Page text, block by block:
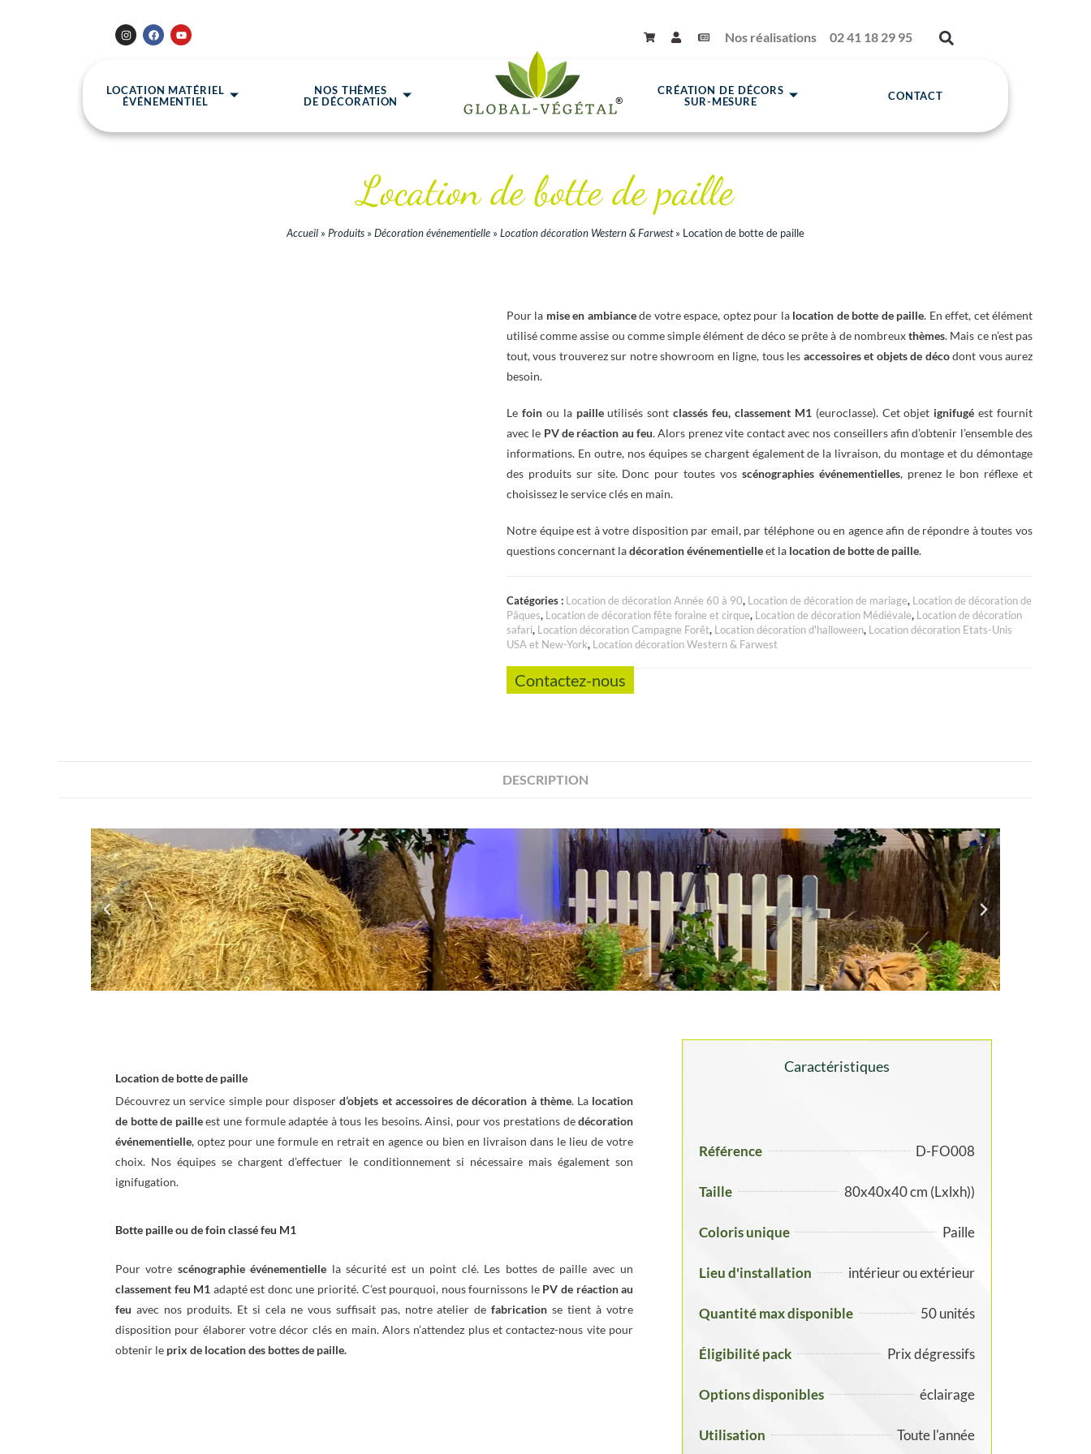
Nos réalisations 02 41 18 29 95
LOCATION MATÉRIEL
ÉVÉNEMENTIEL
NOS THÈMES
DE DÉCORATION
CRÉATION DE DÉCORS
SUR-MESURE
CONTACT
Location de botte de paille
Accueil » Produits » Décoration événementielle » Location décoration Western & Farwest» Location de botte de paille
Pour la mise en ambiancede votre espace, optez pour la location de botte de paille. En effet, cet élément
utilisé comme assise ou comme simple élément de déco se prête à de nombreuxthèmes. Mais ce n’est pas
tout, vous trouverez sur notre showroom en ligne, tous les accessoires et objets de décodont vous aurez
besoin.
Le foinou la pailleutilisés sontclassés feu, classement M1(euroclasse). Cet objet ignifugé est fournit
avec le PV de réaction au feu. Alors prenez vite contact avec nos conseillers afin d’obtenir l’ensemble des
informations. En outre, nos équipes se chargent également de la livraison, du montage et du démontage
des produits sur site. Donc pour toutes vos scénographies événementielles, prenez le bon réflexe et
choisissez le service clés en main.
Notre équipe est à votre disposition par email, par téléphone ou en agence afin de répondre à toutes vos
questions concernant ladécoration événementielleet la location de botte de paille.
Catégories : Location de décoration Année 60 à 90, Location de décoration de mariage, Location de décoration de
Pâques, Location de décoration fête foraine et cirque, Location de décoration Médiévale, Location de décoration
safari, Location décoration Campagne Forêt, Location décoration d'halloween, Location décoration Etats-Unis
USA et New-York, Location décoration Western & Farwest
Contactez-nous
DESCRIPTION
Location de botte de paille
Découvrez un service simple pour disposerd’objets et accessoires de décoration à thème. La location
de botte de pailleest une formule adaptée à tous les besoins. Ainsi, pour vos prestations dedécoration
événementielle, optez pour une formule en retrait en agence ou bien en livraison dans le lieu de votre
choix. Nos équipes se chargent d’effectuer le conditionnement si nécessaire mais également son
ignifugation.
Botte paille ou de foin classé feu M1
Pour votre scénographie événementielle la sécurité est un point clé. Les bottes de paille avec un
classement feu M1 adapté est donc une priorité. C’est pourquoi, nous fournissons le PV de réaction au
feu avec nos produits. Et si cela ne vous suffisait pas, notre atelier defabrication se tient à votre
disposition pour élaborer votre décor clés en main. Alors n’attendez plus et contactez-nous vite pour
obtenir le prix de location des bottes de paille.
Caractéristiques
Référence D-FO008
Taille 80x40x40 cm (Lxlxh))
Coloris unique Paille
Lieu d'installation intérieur ou extérieur
Quantité max disponible 50 unités
Éligibilité pack Prix dégressifs
Options disponibles éclairage
Utilisation Toute l'année